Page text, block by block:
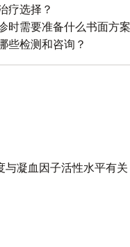
疗选择？
时需要准备什么书面方
些检测和咨询？
与凝血因子活性水平有